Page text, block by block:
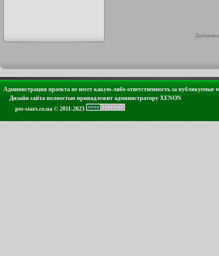
Администрация проекта не несет какую-либо ответственность за публикуемые
Дизайн сайта полностью принадлежит администратору XENON
pes-stars.co.ua © 2011-2023